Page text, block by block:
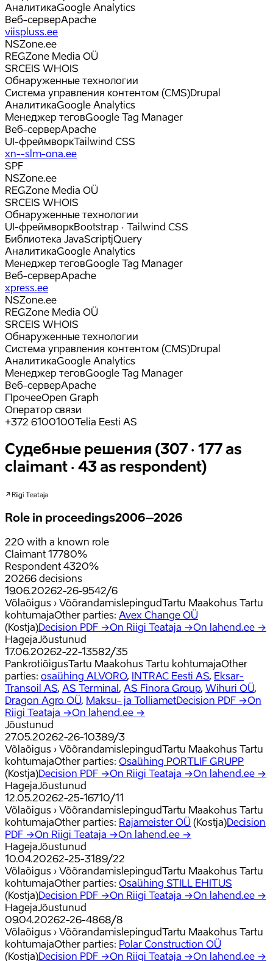
АналитикаGoogle Analytics
Веб-серверApache
viispluss.ee
NSZone.ee
REGZone Media OÜ
SRCEIS WHOIS
Обнаруженные технологии
Система управления контентом (CMS)Drupal
АналитикаGoogle Analytics
Менеджер теговGoogle Tag Manager
Веб-серверApache
UI-фреймворкTailwind CSS
xn--slm-ona.ee
SPF
NSZone.ee
REGZone Media OÜ
SRCEIS WHOIS
Обнаруженные технологии
UI-фреймворкBootstrap · Tailwind CSS
Библиотека JavaScriptjQuery
АналитикаGoogle Analytics
Менеджер теговGoogle Tag Manager
Веб-серверApache
xpress.ee
NSZone.ee
REGZone Media OÜ
SRCEIS WHOIS
Обнаруженные технологии
Система управления контентом (CMS)Drupal
АналитикаGoogle Analytics
Менеджер теговGoogle Tag Manager
Веб-серверApache
ПрочееOpen Graph
Оператор связи
+372 6100100Telia Eesti AS
Судебные решения (307 · 177 as
claimant · 43 as respondent)
Riigi Teataja
Role in proceedings2006–2026
220 with a known role
Claimant 17780%
Respondent 4320%
20266 decisions
19.06.20262-26-9542/6
Võlaõigus › VõõrandamislepingudTartu Maakohus Tartu
kohtumajaOther parties: Avex Change OÜ
(Kostja)Decision PDF →On Riigi Teataja →On lahend.ee →
HagejaJõustunud
17.06.20262-22-13582/35
PankrotiõigusTartu Maakohus Tartu kohtumajaOther
parties: osaühing ALVORO, INTRAC Eesti AS, Eksar-
Transoil AS, AS Terminal, AS Finora Group, Wihuri OÜ,
Dragon Agro OÜ, Maksu- ja TolliametDecision PDF →On
Riigi Teataja →On lahend.ee →
Jõustunud
27.05.20262-26-10389/3
Võlaõigus › VõõrandamislepingudTartu Maakohus Tartu
kohtumajaOther parties: Osaühing PORTLIF GRUPP
(Kostja)Decision PDF →On Riigi Teataja →On lahend.ee →
HagejaJõustunud
12.05.20262-25-16710/11
Võlaõigus › VõõrandamislepingudTartu Maakohus Tartu
kohtumajaOther parties: Rajameister OÜ (Kostja)Decision
PDF →On Riigi Teataja →On lahend.ee →
HagejaJõustunud
10.04.20262-25-3189/22
Võlaõigus › VõõrandamislepingudTartu Maakohus Tartu
kohtumajaOther parties: Osaühing STILL EHITUS
(Kostja)Decision PDF →On Riigi Teataja →On lahend.ee →
HagejaJõustunud
09.04.20262-26-4868/8
Võlaõigus › VõõrandamislepingudTartu Maakohus Tartu
kohtumajaOther parties: Polar Construction OÜ
(Kostja)Decision PDF →On Riigi Teataja →On lahend.ee →